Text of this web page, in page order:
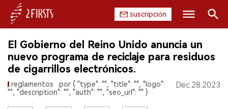
suscripción
INICIO
EMPRESA
Buscar
El Gobierno del Reino Unido anuncia un
nuevo programa de reciclaje para residuos
de cigarrillos electrónicos.
reglamentos
por { "type": "", "title": "", "logo":
"", "description": "", "auth": "", "seo_url": "" }
Dec.28.2023